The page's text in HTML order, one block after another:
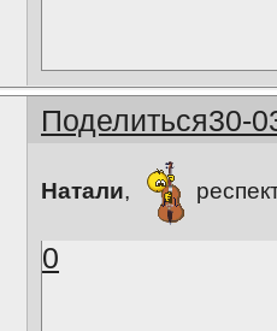
Поделиться30-
Натали,
0